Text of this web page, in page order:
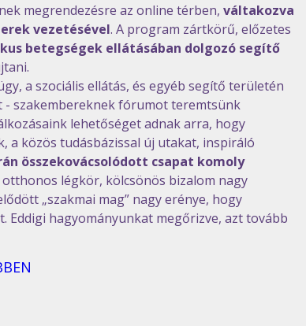
megrendezésre az online térben, váltakozva
vezetésével. A program zártkörű, előzetes
betegségek ellátásában dolgozó segítő
a szociális ellátás, és egyéb segítő területén
- szakembereknek fórumot teremtsünk
lehetőséget adnak arra, hogy
a közös tudásbázissal új utakat, inspiráló
összekovácsolódott csapat komoly
légkör, kölcsönös bizalom nagy
„szakmai mag” nagy erénye, hogy
hagyományunkat megőrizve, azt tovább